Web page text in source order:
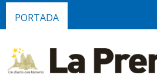
PORTADA